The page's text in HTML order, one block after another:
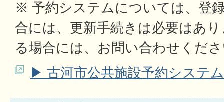
※ 予約システムについては、登
合には、更新手続きは必要はあ
る場合には、お問い合わせくだ
▶ 古河市公共施設予約システム